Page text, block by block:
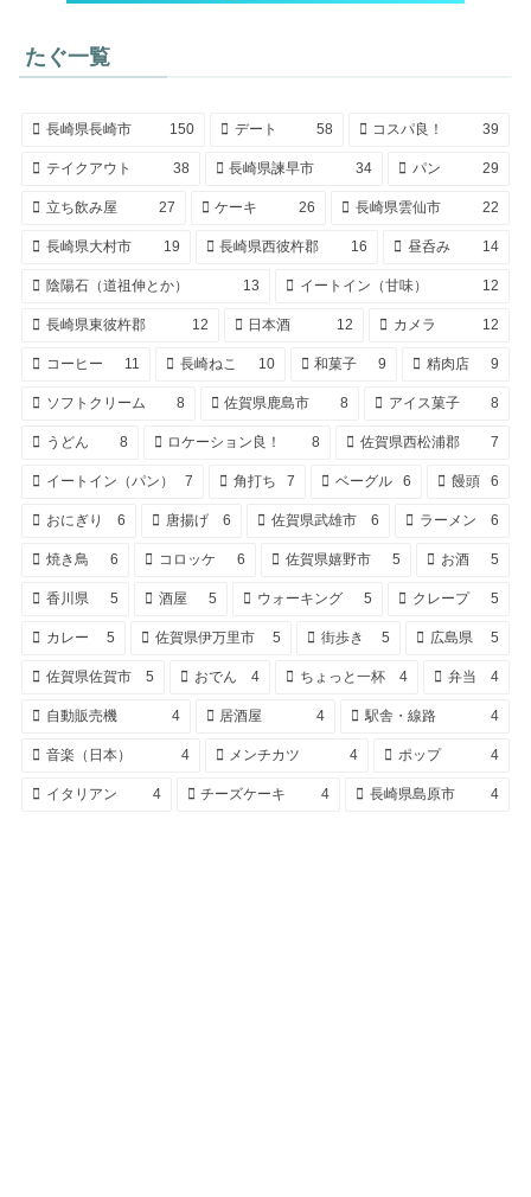
たぐ一覧
長崎県長崎市 150 デート 58 コスパ良！ 39
テイクアウト 38 長崎県諫早市 34 パン 29
立ち飲み屋 27 ケーキ 26 長崎県雲仙市 22
長崎県大村市 19 長崎県西彼杵郡 16 昼呑み 14
陰陽石（道祖伸とか） 13 イートイン（甘味） 12
長崎県東彼杵郡 12 日本酒 12 カメラ 12
コーヒー 11 長崎ねこ 10 和菓子 9 精肉店 9
ソフトクリーム 8 佐賀県鹿島市 8 アイス菓子 8
うどん 8 ロケーション良！ 8 佐賀県西松浦郡 7
イートイン（パン） 7 角打ち 7 ベーグル 6 饅頭 6
おにぎり 6 唐揚げ 6 佐賀県武雄市 6 ラーメン 6
焼き鳥 6 コロッケ 6 佐賀県嬉野市 5 お酒 5
香川県 5 酒屋 5 ウォーキング 5 クレープ 5
カレー 5 佐賀県伊万里市 5 街歩き 5 広島県 5
佐賀県佐賀市 5 おでん 4 ちょっと一杯 4 弁当 4
自動販売機 4 居酒屋 4 駅舎・線路 4
音楽（日本） 4 メンチカツ 4 ポップ 4
イタリアン 4 チーズケーキ 4 長崎県島原市 4